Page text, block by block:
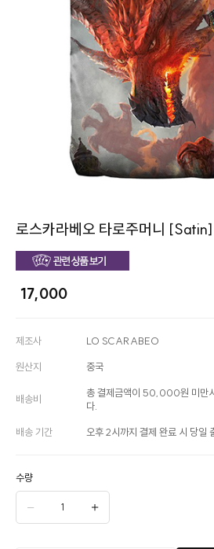
로스카라베오 타로주머니
17,000
제조사 LO SCARABEO
원산지 중국
배송비
총 결제금액이 50,000원 미만
다.
배송 기간 오후 2시까지 결제 완료 시 당일
수량